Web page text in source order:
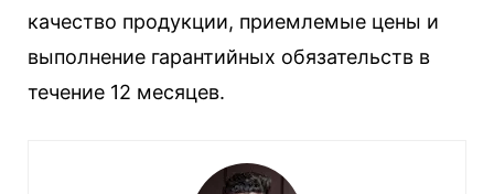
качество продукции, приемлемые цены и
выполнение гарантийных обязательств в
течение 12 месяцев.